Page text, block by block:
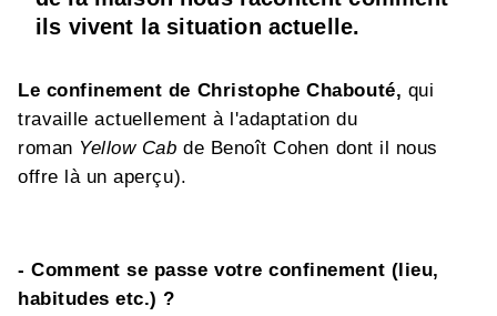
ils vivent la situation actuelle.
Le confinement de Christophe Chabouté, qui
travaille actuellement à l'adaptation du
roman Yellow Cabde Benoît Cohen dont il nous
offre là un aperçu).
- Comment se passe votre confinement (lieu,
habitudes etc.) ?